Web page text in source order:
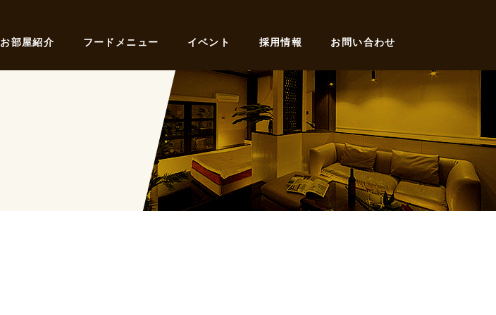
お部屋紹介 フードメニュー イベント 採用情報 お問い合わせ